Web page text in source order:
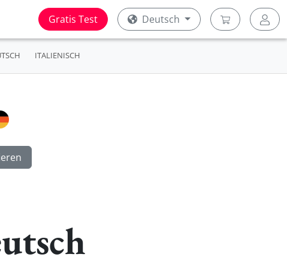
Gratis Test Deutsch
ITALIENISCH